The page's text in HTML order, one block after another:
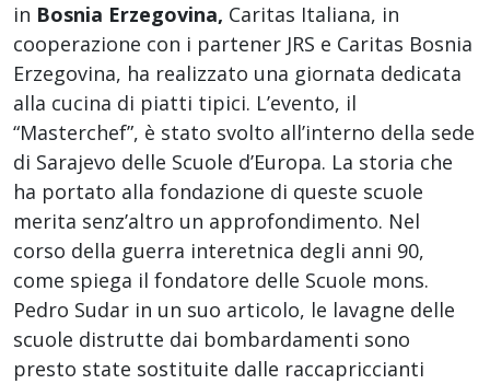
in Bosnia Erzegovina, Caritas Italiana, in
cooperazione con i partener JRS e Caritas Bosnia
Erzegovina, ha realizzato una giornata dedicata
alla cucina di piatti tipici. L’evento, il
“Masterchef”, è stato svolto all’interno della sede
di Sarajevo delle Scuole d’Europa. La storia che
ha portato alla fondazione di queste scuole
merita senz’altro un approfondimento. Nel
corso della guerra interetnica degli anni 90,
come spiega il fondatore delle Scuole mons.
Pedro Sudar in un suo articolo, le lavagne delle
scuole distrutte dai bombardamenti sono
presto state sostituite dalle raccapriccianti